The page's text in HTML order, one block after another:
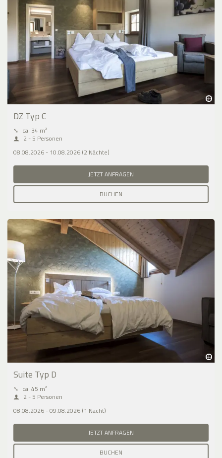
DZ Typ C
⤡ ca. 34 m²
2 - 5 Personen
08.08.2026 - 10.08.2026 (2 Nächte)
JETZT ANFRAGEN
BUCHEN
Suite Typ D
⤡ ca. 45 m²
2 - 5 Personen
08.08.2026 - 09.08.2026 (1 Nacht)
JETZT ANFRAGEN
BUCHEN